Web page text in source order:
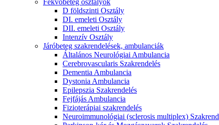
Fekvőbeteg osztályok
D földszinti Osztály
DI. emeleti Osztály
DII. emeleti Osztály
Intenzív Osztály
Járóbeteg szakrendelések, ambulanciák
Általános Neurológiai Ambulancia
Cerebrovascularis Szakrendelés
Dementia Ambulancia
Dystonia Ambulancia
Epilepszia Szakrendelés
Fejfájás Ambulancia
Fizioterápiai szakrendelés
Neuroimmunológiai (sclerosis multiplex)